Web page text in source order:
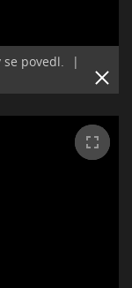
povedl.
|